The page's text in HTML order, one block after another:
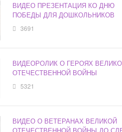
ВИДЕО ПРЕЗЕНТАЦИЯ КО ДНЮ
ПОБЕДЫ ДЛЯ ДОШКОЛЬНИКОВ
3691
ВИДЕОРОЛИК О ГЕРОЯХ
ОТЕЧЕСТВЕННОЙ ВОЙНЫ
5321
ВИДЕО О ВЕТЕРАНАХ ВЕЛИКОЙ